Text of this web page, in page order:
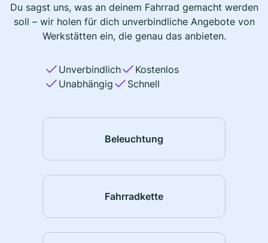
Du sagst uns, was an deinem Fahrrad gemacht werden
soll – wir holen für dich unverbindliche Angebote von
Werkstätten ein, die genau das anbieten.
Unverbindlich
Kostenlos
Unabhängig
Schnell
Beleuchtung
Fahrradkette